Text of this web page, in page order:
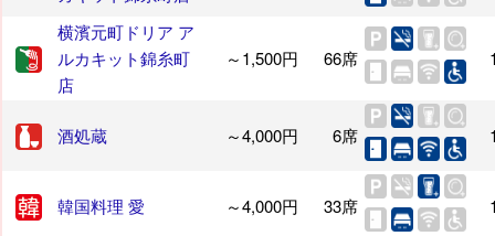
横濱元町ドリア ア
ルカキット錦糸町
店
～1,500円 66席
酒処蔵 ～4,000円 6席
韓国料理 愛 ～4,000円 33席